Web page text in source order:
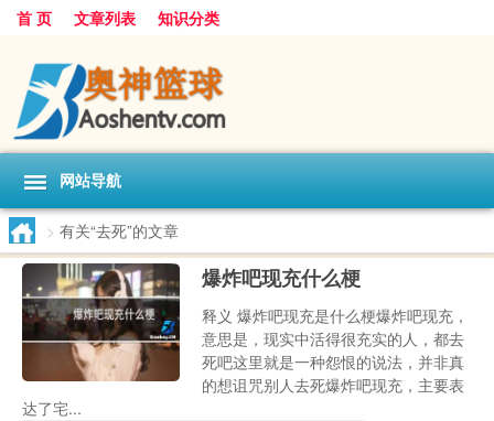
首 页 文章列表 知识分类
网站导航
> 有关“去死”的文章
爆炸吧现充什么梗
释义 爆炸吧现充是什么梗爆炸吧现充，
意思是，现实中活得很充实的人，都去
死吧这里就是一种怨恨的说法，并非真
的想诅咒别人去死爆炸吧现充，主要表
达了宅...